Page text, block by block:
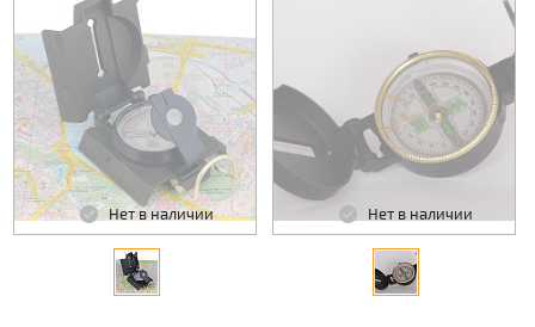
Нет в наличии Нет в наличии